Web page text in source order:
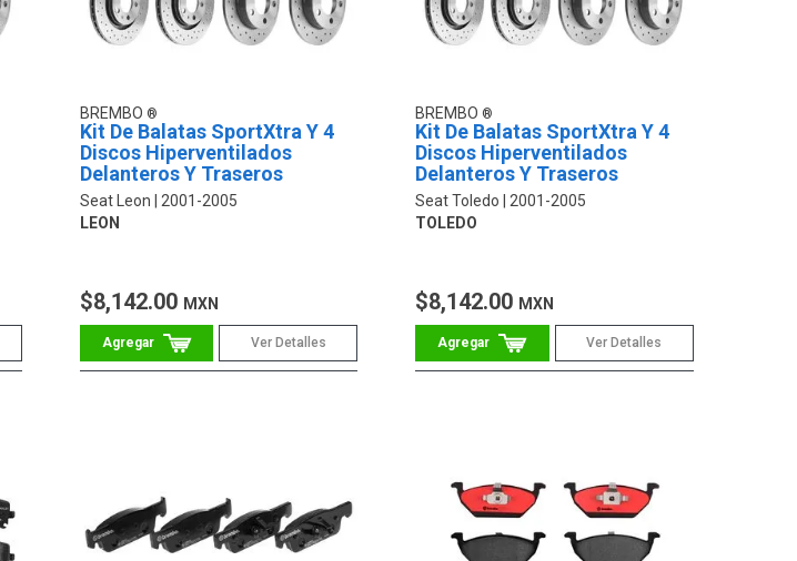
BREMBO
Kit De Balatas SportXtra Y 4
Discos Hiperventilados
Delanteros Y Traseros
Seat Leon
2001-2005
LEON
$8,142.00 MXN
Ver Detalles
BREMBO
Kit De Balatas SportXtra Y 4
Discos Hiperventilados
Delanteros Y Traseros
Seat Toledo
2001-2005
TOLEDO
$8,142.00 MXN
Ver Detalles